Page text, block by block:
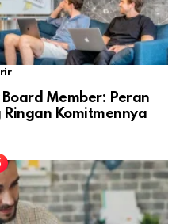
Member: Peran
Ringan Komitmennya